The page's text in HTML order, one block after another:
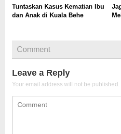
Tuntaskan Kasus Kematian Ibu
dan Anak di Kuala Behe
Comment
Leave a Reply
Your email address will not be published.